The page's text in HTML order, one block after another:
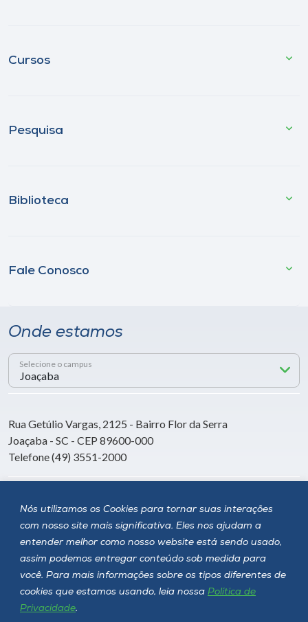
Nós utilizamos os Cookies para tornar suas interações
com nosso site mais significativa. Eles nos ajudam a
entender melhor como nosso website está sendo usado,
assim podemos entregar conteúdo sob medida para
você. Para mais informações sobre os tipos diferentes de
cookies que estamos usando, leia nossa Política de
Privacidade.
Cursos
Pesquisa
Biblioteca
Fale Conosco
Onde estamos
Selecione o campus
Rua Getúlio Vargas, 2125 - Bairro Flor da Serra
Joaçaba - SC - CEP 89600-000
Telefone (49) 3551-2000
Siga a Unoesc